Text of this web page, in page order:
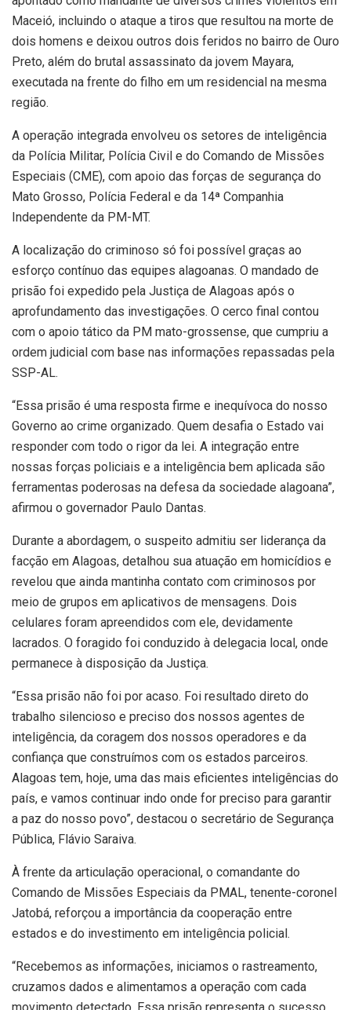
Maceió, incluindo o ataque a tiros que resultou na morte de
dois homens e deixou outros dois feridos no bairro de Ouro
Preto, além do brutal assassinato da jovem Mayara,
executada na frente do filho em um residencial na mesma
região.
A operação integrada envolveu os setores de inteligência
da Polícia Militar, Polícia Civil e do Comando de Missões
Especiais (CME), com apoio das forças de segurança do
Mato Grosso, Polícia Federal e da 14ª Companhia
Independente da PM-MT.
A localização do criminoso só foi possível graças ao
esforço contínuo das equipes alagoanas. O mandado de
prisão foi expedido pela Justiça de Alagoas após o
aprofundamento das investigações. O cerco final contou
com o apoio tático da PM mato-grossense, que cumpriu a
ordem judicial com base nas informações repassadas pela
SSP-AL.
“Essa prisão é uma resposta firme e inequívoca do nosso
Governo ao crime organizado. Quem desafia o Estado vai
responder com todo o rigor da lei. A integração entre
nossas forças policiais e a inteligência bem aplicada são
ferramentas poderosas na defesa da sociedade alagoana”,
afirmou o governador Paulo Dantas.
Durante a abordagem, o suspeito admitiu ser liderança da
facção em Alagoas, detalhou sua atuação em homicídios e
revelou que ainda mantinha contato com criminosos por
meio de grupos em aplicativos de mensagens. Dois
celulares foram apreendidos com ele, devidamente
lacrados. O foragido foi conduzido à delegacia local, onde
permanece à disposição da Justiça.
“Essa prisão não foi por acaso. Foi resultado direto do
trabalho silencioso e preciso dos nossos agentes de
inteligência, da coragem dos nossos operadores e da
confiança que construímos com os estados parceiros.
Alagoas tem, hoje, uma das mais eficientes inteligências do
país, e vamos continuar indo onde for preciso para garantir
a paz do nosso povo”, destacou o secretário de Segurança
Pública, Flávio Saraiva.
À frente da articulação operacional, o comandante do
Comando de Missões Especiais da PMAL, tenente-coronel
Jatobá, reforçou a importância da cooperação entre
estados e do investimento em inteligência policial.
“Recebemos as informações, iniciamos o rastreamento,
cruzamos dados e alimentamos a operação com cada